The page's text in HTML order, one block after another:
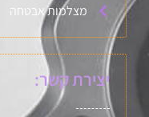
מצלמות אבטחה
יצירת קשר: